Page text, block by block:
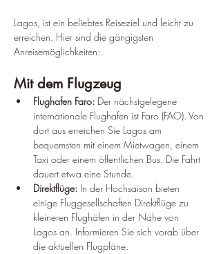
Lagos, ist ein beliebtes Reiseziel und leicht zu
erreichen. Hier sind die gängigsten
Anreisemöglichkeiten:
Mit dem Flugzeug
Flughafen Faro: Der nächstgelegene
internationale Flughafen ist Faro (FAO). Von
dort aus erreichen Sie Lagos am
bequemsten mit einem Mietwagen, einem
Taxi oder einem öffentlichen Bus. Die Fahrt
dauert etwa eine Stunde.
Direktflüge: In der Hochsaison bieten
einige Fluggesellschaften Direktflüge zu
kleineren Flughäfen in der Nähe von
Lagos an. Informieren Sie sich vorab über
die aktuellen Flugpläne.